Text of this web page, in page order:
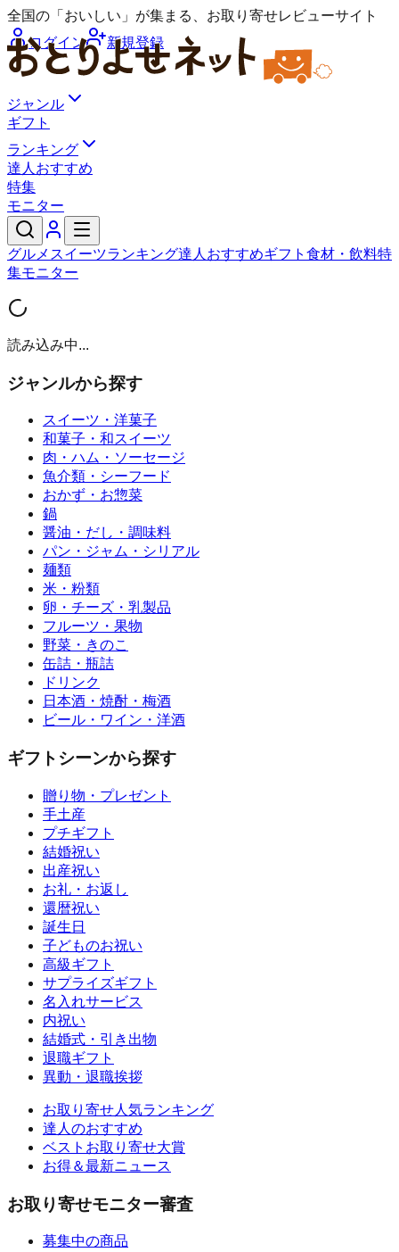
全国の「おいしい」が集まる、お取り寄せレビューサイト
ログイン
新規登録
ジャンル
ギフト
ランキング
達人おすすめ
特集
モニター
グルメ スイーツランキング達人おすすめギフト 食材・飲料特
集モニター
読み込み中...
ジャンルから探す
スイーツ・洋菓子
和菓子・和スイーツ
肉・ハム・ソーセージ
魚介類・シーフード
おかず・お惣菜
鍋
醤油・だし・調味料
パン・ジャム・シリアル
麺類
米・粉類
卵・チーズ・乳製品
フルーツ・果物
野菜・きのこ
缶詰・瓶詰
ドリンク
日本酒・焼酎・梅酒
ビール・ワイン・洋酒
ギフトシーンから探す
贈り物・プレゼント
手土産
プチギフト
結婚祝い
出産祝い
お礼・お返し
還暦祝い
誕生日
子どものお祝い
高級ギフト
サプライズギフト
名入れサービス
内祝い
結婚式・引き出物
退職ギフト
異動・退職挨拶
お取り寄せ人気ランキング
達人のおすすめ
ベストお取り寄せ大賞
お得＆最新ニュース
お取り寄せモニター審査
募集中の商品